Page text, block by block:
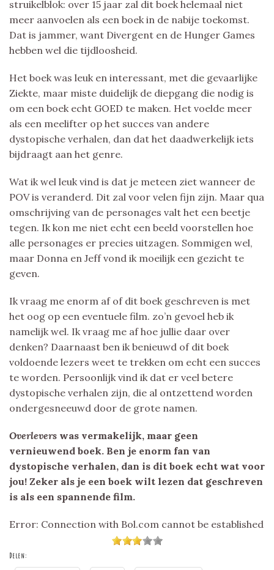
struikelblok: over 15 jaar zal dit boek helemaal niet
meer aanvoelen als een boek in de nabije toekomst.
Dat is jammer, want Divergent en de Hunger Games
hebben wel die tijdloosheid.
Het boek was leuk en interessant, met die gevaarlijke
Ziekte, maar miste duidelijk de diepgang die nodig is
om een boek echt GOED te maken. Het voelde meer
als een meelifter op het succes van andere
dystopische verhalen, dan dat het daadwerkelijk iets
bijdraagt aan het genre.
Wat ik wel leuk vind is dat je meteen ziet wanneer de
POV is veranderd. Dit zal voor velen fijn zijn. Maar qua
omschrijving van de personages valt het een beetje
tegen. Ik kon me niet echt een beeld voorstellen hoe
alle personages er precies uitzagen. Sommigen wel,
maar Donna en Jeff vond ik moeilijk een gezicht te
geven.
Ik vraag me enorm af of dit boek geschreven is met
het oog op een eventuele film. zo’n gevoel heb ik
namelijk wel. Ik vraag me af hoe jullie daar over
denken? Daarnaast ben ik benieuwd of dit boek
voldoende lezers weet te trekken om echt een succes
te worden. Persoonlijk vind ik dat er veel betere
dystopische verhalen zijn, die al ontzettend worden
ondergesneeuwd door de grote namen.
Overlevers was vermakelijk, maar geen
vernieuwend boek. Ben je enorm fan van
dystopische verhalen, dan is dit boek echt wat voor
jou! Zeker als je een boek wilt lezen dat geschreven
is als een spannende film.
Error: Connection with Bol.com cannot be established
Delen: